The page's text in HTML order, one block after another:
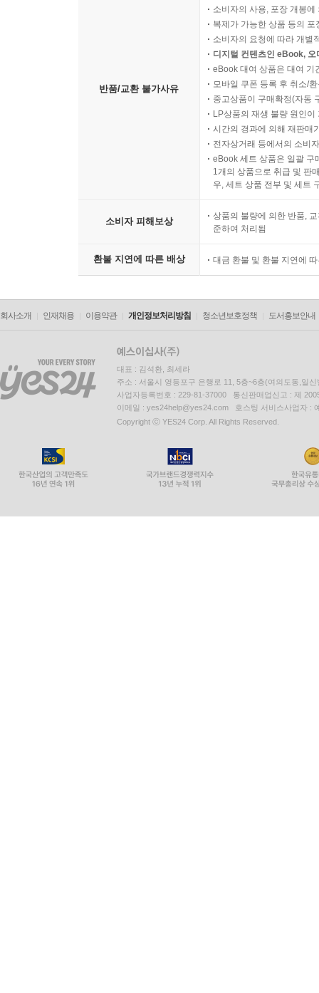
반품/교환 불가사유
소비자의 사용, 포장 개봉
복제가 가능한 상품 등의
소비자의 요청에 따라 개별
디지털 컨텐츠인 eBook,
eBook 대여 상품은 대여 기
모바일 쿠폰 등록 후 취소/
중고상품이 구매확정(자동
LP상품의 재생 불량 원인
시간의 경과에 의해 재판매
전자상거래 등에서의 소비
eBook 세트 상품은 일괄 구
1개의 상품으로 취급 및 판
우, 세트 상품 전부 및 세트
소비자 피해보상
상품의 불량에 의한 반품,
준하여 처리됨
환불 지연에 따른 배상 대금 환불 및 환불 지연에
회사소개 인재채용 이용약관 개인정보처리방침 청소년보호정책 도서홍보안내
대표 : 김석환, 최세라
주소 : 서울시 영등포구 은행로 11, 5층~6층(여의도동,일신
사업자등록번호 : 229-81-37000 통신판매업신고 : 제
이메일 : yes24help@yes24.com 호스팅 서비스사업자 :
Copyright ⓒ YES24 Corp. All Rights Reserved.